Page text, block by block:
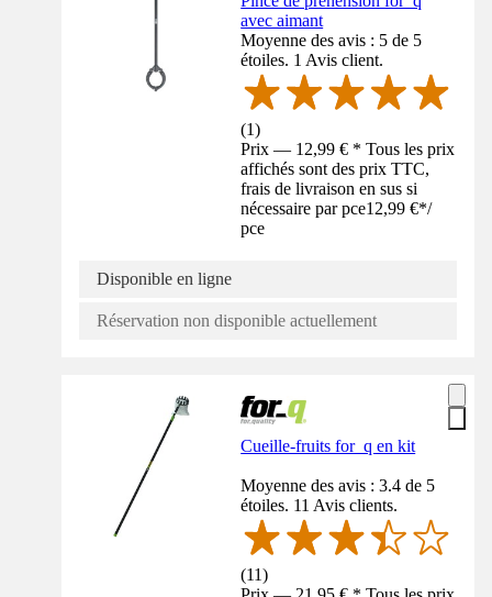
avec aimant
Moyenne des avis : 5 de 5
étoiles. 1 Avis client.
(1)
Prix — 12,99 € * Tous les prix
affichés sont des prix TTC,
frais de livraison en sus si
nécessaire par pce12,99 €*/
pce
Disponible en ligne
Réservation non disponible actuellement
Cueille-fruits for_q en kit
Moyenne des avis : 3.4 de 5
étoiles. 11 Avis clients.
(11)